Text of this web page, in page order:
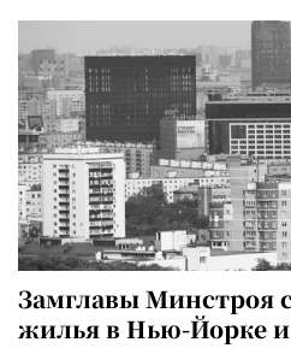
Замглавы Минстроя
жилья в Нью-Йорке